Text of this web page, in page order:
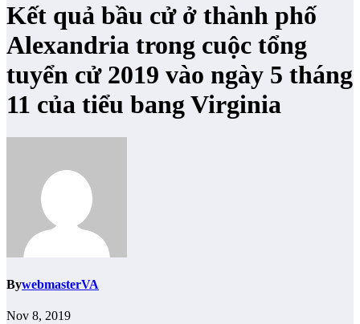
Kết quả bầu cử ở thành phố
Alexandria trong cuộc tổng
tuyển cử 2019 vào ngày 5 tháng
11 của tiểu bang Virginia
BywebmasterVA
Nov 8, 2019